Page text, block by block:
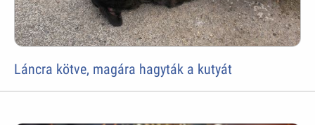
Láncra kötve, magára hagyták a kutyát